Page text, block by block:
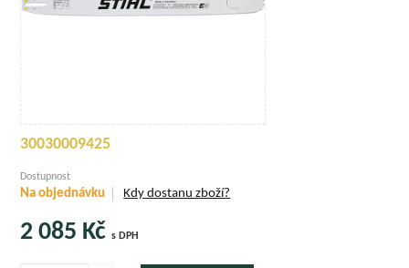
30030009425
Dostupnost
Na objednávku Kdy dostanu zboží?
2 085 Kčs DPH